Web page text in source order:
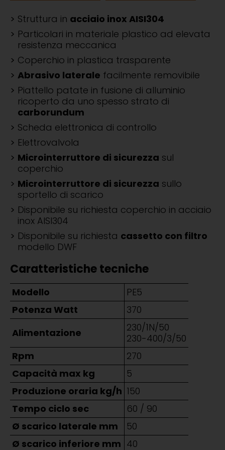
Struttura in acciaio inox AISI304
Particolari in materiale plastico ad elevata
resistenza meccanica
Coperchio in plastica trasparente
Abrasivo laterale facilmente removibile
Piattello patate in fusione di alluminio
ricoperto da uno spesso strato di
carborundum
Scheda elettronica di controllo
Elettrovalvola
Microinterruttore di sicurezza sul
coperchio
Microinterruttore di sicurezza sullo
sportello di scarico
Disponibile su richiesta coperchio in acciaio
inox AISI304
Disponibile su richiesta cassetto con filtro
modello DWF
Caratteristiche tecniche
Modello
PE5
Potenza Watt
370
Alimentazione
230/1N/50
230-400/3/50
Rpm
270
Capacità max kg
5
Produzione oraria kg/h 150
Tempo ciclo sec
60 / 90
Ø scarico laterale mm
50
Ø scarico inferiore mm 40